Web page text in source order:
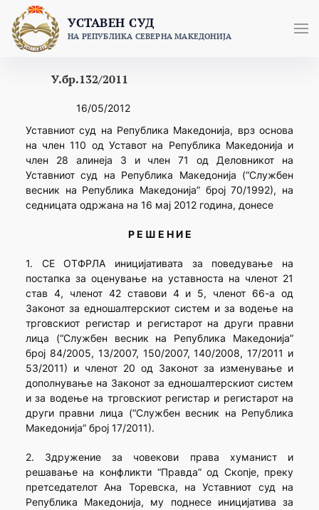
content
УСТАВЕН СУД
НА РЕПУБЛИКА СЕВЕРНА МАКЕДОНИЈА
У.бр.132/2011
16/05/2012
Уставниот суд на Република Македонија, врз основа
на член 110 од Уставот на Република Македонија и
член 28 алинеја 3 и член 71 од Деловникот на
Уставниот суд на Република Македонија (“Службен
весник на Република Македонија” број 70/1992), на
седницата одржана на 16 мај 2012 година, донесе
Р Е Ш Е Н И Е
1. СЕ ОТФРЛА иницијативата за поведување на
постапка за оценување на уставноста на членот 21
став 4, членот 42 ставови 4 и 5, членот 66-а од
Законот за едношалтерскиот систем и за водење на
трговскиот регистар и регистарот на други правни
лица (“Службен весник на Република Македонија”
број 84/2005, 13/2007, 150/2007, 140/2008, 17/2011 и
53/2011) и членот 20 од Законот за изменување и
дополнување на Законот за едношалтерскиот систем
и за водење на трговскиот регистар и регистарот на
други правни лица (“Службен весник на Република
Македонија” број 17/2011).
2. Здружение за човекови права хуманист и
решавање на конфликти “Правда” од Скопје, преку
претседателот Ана Торевска, на Уставниот суд на
Република Македонија, му поднесе иницијатива за